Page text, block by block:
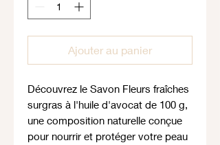
Ajouter au panier
Découvrez le Savon Fleurs fraîches
surgras à l'huile d'avocat de 100 g,
une composition naturelle conçue
pour nourrir et protéger votre peau